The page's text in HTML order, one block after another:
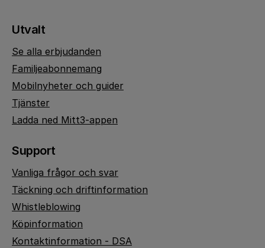
Utvalt
Se alla erbjudanden
Familjeabonnemang
Mobilnyheter och guider
Tjänster
Ladda ned Mitt3-appen
Support
Vanliga frågor och svar
Täckning och driftinformation
Whistleblowing
Köpinformation
Kontaktinformation - DSA